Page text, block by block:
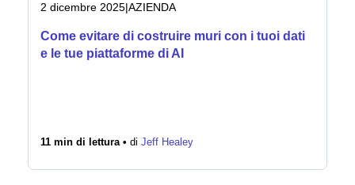
2 dicembre 2025|AZIENDA
Come evitare di costruire muri con i tuoi dati
e le tue piattaforme di AI
11 min di lettura • di Jeff Healey